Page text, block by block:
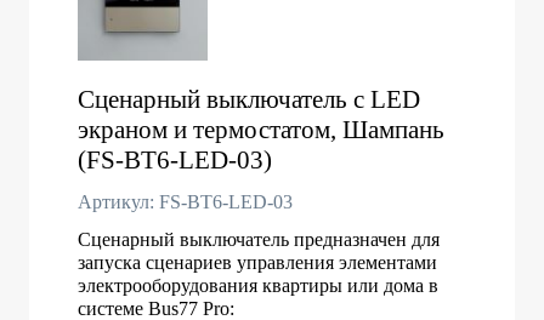
Сценарный выключатель с LED
экраном и термостатом, Шампань
(FS-BT6-LED-03)
Артикул: FS-BT6-LED-03
Сценарный выключатель предназначен для
запуска сценариев управления элементами
электрооборудования квартиры или дома в
системе Bus77 Pro: